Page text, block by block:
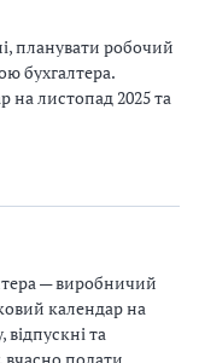
планувати робочий
бухгалтера.
листопад 2025 та
— виробничий
календар на
та